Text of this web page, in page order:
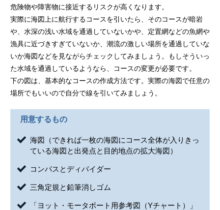
危険物や障害物に接近するリスクが高くなります。
実際に海図上に航行するコースを引いたら、そのコースが暗岩
や、水深の浅い水域を通過していないかや、定置網などの魚網や
漁具に近づきすぎていないか、潮流の激しい場所を通過していな
いか海図などを見ながらチェックしてみましょう。もしそういっ
た水域を通過しているようなら、コースの変更が必要です。
下の図は、基本的なコースの作成方法です。実際の海図で任意の
場所でもいいので自分で線を引いてみましょう。
用意するもの
海図（できれば一枚の海図にコース全体が入りきっ
ている海図と出発点と目的地点の拡大海図）
コンパスとディバイダー
三角定規と鉛筆消しゴム
「ヨット・モータボート用参考図（Yチャート）」